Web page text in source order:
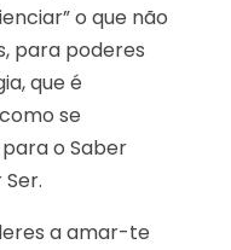
o que não
para poderes
que é
se
o Saber
a amar-te